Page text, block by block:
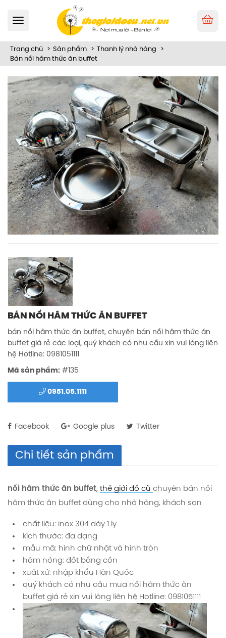
Toggle
Trang chủ Sản phẩm
Thanh lý nhà hàng
Bán nồi hâm thức ăn buffet
BÁN NỒI HÂM THỨC ĂN BUFFET
bán nồi hâm thức ăn buffet, chuyên bán nồi hâm thức ăn
buffet giá rẻ các loại, quý khách có nhu cầu xin vui lòng liên
hệ Hotline: 0981051111
Mã sản phẩm: #135
0981.05.1111
Facebook Google plus Twitter
Chi tiết sản phẩm
nồi hâm thức ăn buffet, thế giới đồ cũ chuyên bán nồi
hâm thức ăn buffet dùng cho nhà hàng, khách sạn
chất liệu: inox 304 dày 1 ly
kích thước: đa dạng
mẫu mã: hình chữ nhật và hình tròn
hâm nóng: đốt bằng cồn
xuất xứ: nhập khẩu Hàn Quốc
quý khách có nhu cầu mua nồi hâm thức ăn
buffet giá rẻ xin vui lòng liên hệ Hotline: 0981051111